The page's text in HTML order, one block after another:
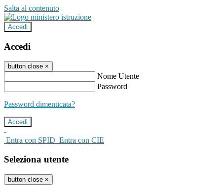
Salta al contenuto
Accedi
Accedi
button close ×
Nome Utente
Password
Password dimenticata?
-
Entra con SPID Entra con CIE
Seleziona utente
button close ×